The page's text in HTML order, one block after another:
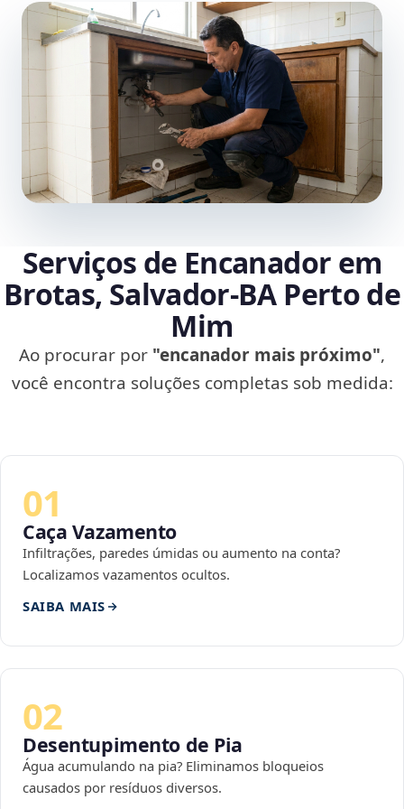
Serviços de Encanador em
Brotas, Salvador‑BA Perto de
Mim
Ao procurar por "encanador mais próximo",
você encontra soluções completas sob medida:
01
Caça Vazamento
Infiltrações, paredes úmidas ou aumento na conta?
Localizamos vazamentos ocultos.
SAIBA MAIS
02
Desentupimento de Pia
Água acumulando na pia? Eliminamos bloqueios
causados por resíduos diversos.